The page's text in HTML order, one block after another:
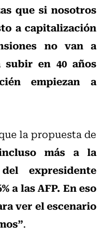
que si nosotros
a capitalización
no van a
en 40 años
empiezan a
la propuesta de
más a la
expresidente
a las AFP. En eso
ver el escenario
.